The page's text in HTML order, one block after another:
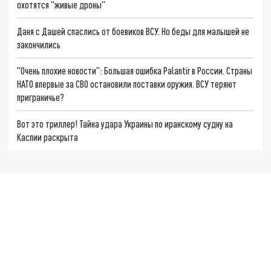
охотятся "живые дроны"
Даня с Дашей спаслись от боевиков ВСУ. Но беды для малышей не
закончились
"Очень плохие новости": Большая ошибка Palantir в России. Страны
НАТО впервые за СВО остановили поставки оружия. ВСУ теряют
приграничье?
Вот это триллер! Тайна удара Украины по иранскому судну на
Каспии раскрыта